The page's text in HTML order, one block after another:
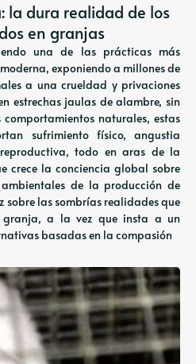
la dura realidad de los
en granjas
una de las prácticas más
exponiendo a millones de
a una crueldad y privaciones
estrechas jaulas de alambre, sin
naturales, estas
sufrimiento físico, angustia
todo en aras de la
crece la conciencia global sobre
de la producción de
sobre las sombrías realidades que
granja, a la vez que insta a un
basadas en la compasión